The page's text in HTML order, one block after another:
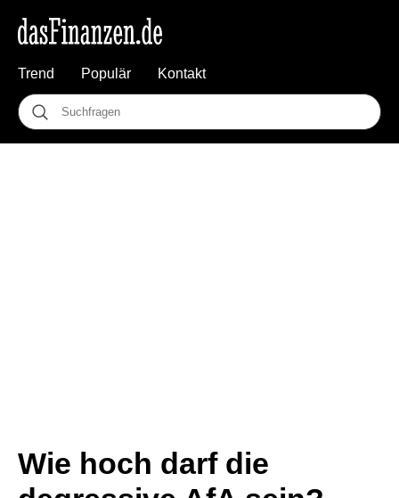
Trend Populär Kontakt
Wie hoch darf die